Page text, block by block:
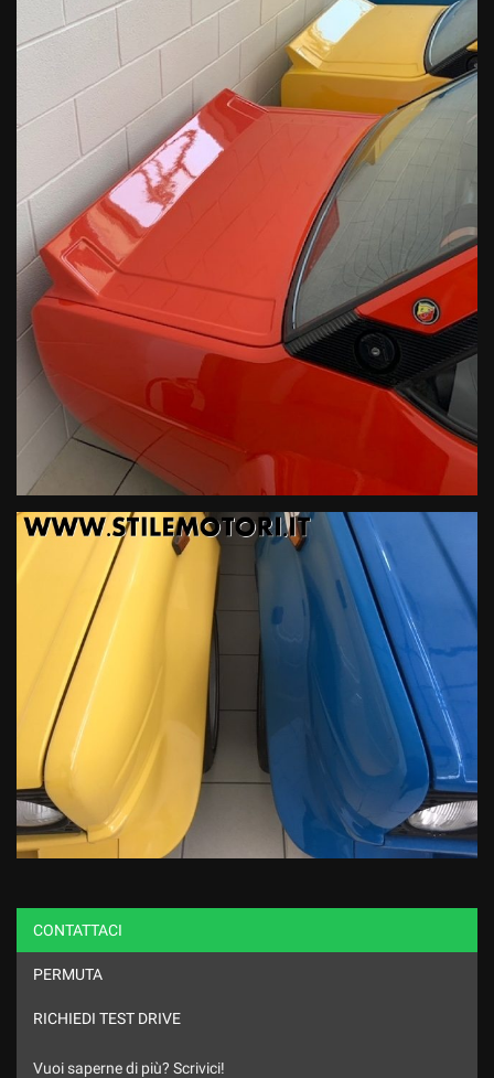
CONTATTACI
PERMUTA
RICHIEDI TEST DRIVE
Vuoi saperne di più? Scrivici!